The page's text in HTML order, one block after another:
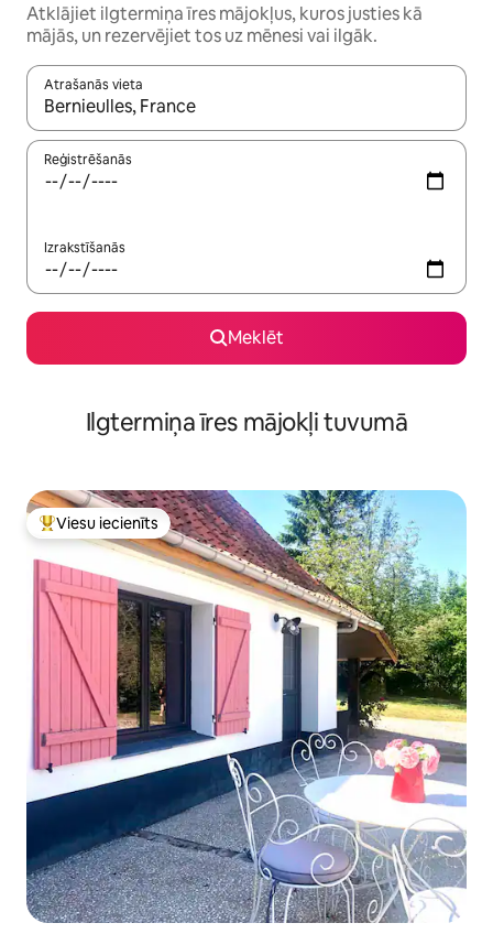
Atklājiet ilgtermiņa īres mājokļus, kuros justies kā
mājās, un rezervējiet tos uz mēnesi vai ilgāk.
Atrašanās vieta
Kad rezultāti kļūs pieejami, izmantojiet bultiņu uz augšu un
Reģistrēšanās
Izrakstīšanās
Meklēt
Ilgtermiņa īres mājokļi tuvumā
Populārs viesu iecienīts mājoklis
Viesu iecienīts